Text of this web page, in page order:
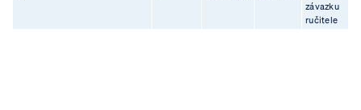
závazku
ručitele